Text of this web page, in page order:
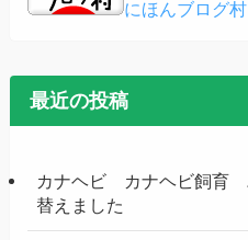
にほんブログ村
最近の投稿
カナヘビ カナヘビ飼育
替えました